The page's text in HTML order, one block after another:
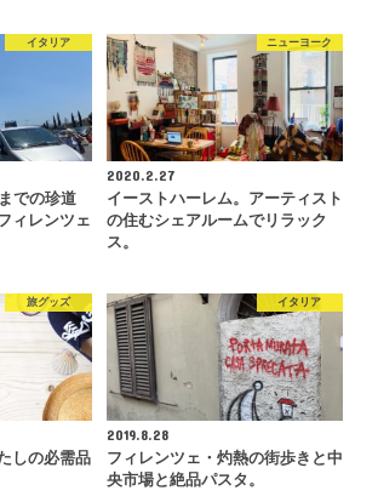
イタリア
での珍道
ィレンツェ
ニューヨーク
2020.2.27
イーストハーレム。アーティスト
の住むシェアルームでリラック
ス。
旅グッズ
しの必需品
イタリア
2019.8.28
フィレンツェ・灼熱の街歩きと中
央市場と絶品パスタ。